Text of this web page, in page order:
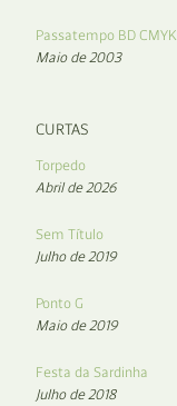
Passatempo BD CMYK
Maio de 2003
CURTAS
Torpedo
Abril de 2026
Sem Título
Julho de 2019
Ponto G
Maio de 2019
Festa da Sardinha
Julho de 2018